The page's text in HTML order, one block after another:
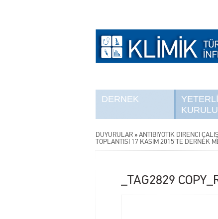
DERNEK
KURULU
DUYURULAR »ANTİBİYOTİK DİRENCİ
TOPLANTISI 17 KASIM 2015'TE DERNEK
_TAG2829